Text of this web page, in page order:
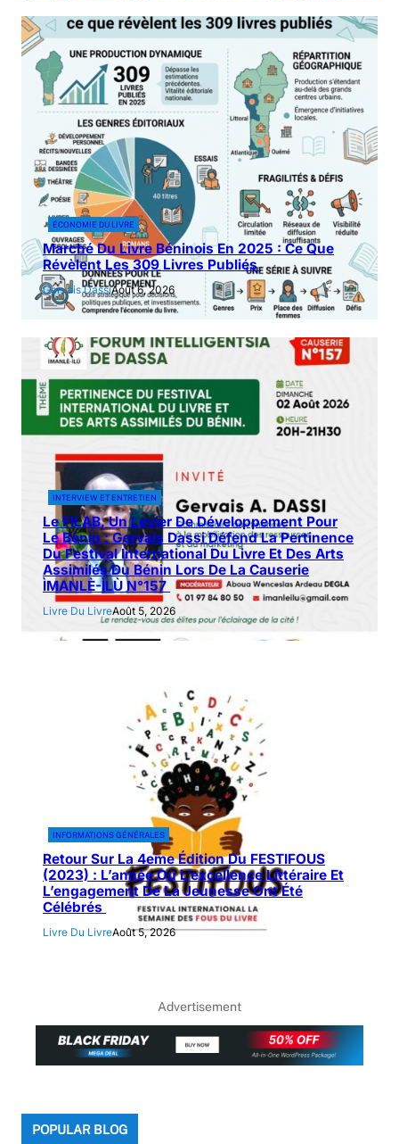
ÉCONOMIE DU LIVRE
Marché Du Livre Béninois En 2025 : Ce Que
Révèlent Les 309 Livres Publiés
Gervais DassiAoût 6, 2026
INTERVIEW ET ENTRETIEN
Le FILAB, Un Levier De Développement Pour
Le Bénin : Gervais Dassi Défend La Pertinence
Du Festival International Du Livre Et Des Arts
Assimilés Du Bénin Lors De La Causerie
ÌMANLÈ-ÌLÙ N°157
Livre Du LivreAoût 5, 2026
INFORMATIONS GÉNÉRALES
Retour Sur La 4eme Édition Du FESTIFOUS
(2023) : L’année Où L’excellence Littéraire Et
L’engagement De La Jeunesse Ont Été
Célébrés
Livre Du LivreAoût 5, 2026
Advertisement
POPULAR BLOG